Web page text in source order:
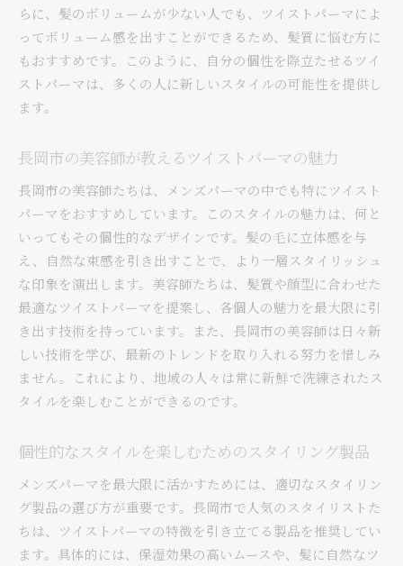
パーマスタイルが生み出す新たなコミュニケー
ション
ツイストパーマで叶える理想のメンズスタイル
長岡市でメンズパーマを楽しもう！ツイストスタイ
の秘訣
メンズパーマの歴史とその進化
長岡市で挑戦するべき新しいパーマ技術
地元でのイベントに合わせたヘアスタイル提案
ツイストパーマを活かした日常のヘアセット
サロンでの施術を楽しむための心構え
新潟県長岡市のメンズパーマトレンド！個性あふれ
るツイストスタイル
地元のメンズに人気のツイストパーマスタイル
長岡市でのパーマスタイルの新たな試み
攻略法
トレンドを取り入れたパーマスタイルの選び方
長岡市のサロンが提供する特別なパーマ体験
個性を活かしたツイストスタイルの楽しみ方
らに、髪のボリュームが少ない人でも、ツイストパーマによ
ってボリューム感を出すことができるため、髪質に悩む方に
もおすすめです。このように、自分の個性を際立たせるツイ
ストパーマは、多くの人に新しいスタイルの可能性を提供し
ます。
長岡市の美容師が教えるツイストパーマの魅力
長岡市の美容師たちは、メンズパーマの中でも特にツイスト
パーマをおすすめしています。このスタイルの魅力は、何と
いってもその個性的なデザインです。髪の毛に立体感を与
え、自然な束感を引き出すことで、より一層スタイリッシュ
な印象を演出します。美容師たちは、髪質や顔型に合わせた
最適なツイストパーマを提案し、各個人の魅力を最大限に引
き出す技術を持っています。また、長岡市の美容師は日々新
しい技術を学び、最新のトレンドを取り入れる努力を惜しみ
ません。これにより、地域の人々は常に新鮮で洗練されたス
タイルを楽しむことができるのです。
個性的なスタイルを楽しむためのスタイリング製品
メンズパーマを最大限に活かすためには、適切なスタイリン
グ製品の選び方が重要です。長岡市で人気のスタイリストた
ちは、ツイストパーマの特徴を引き立てる製品を推奨してい
ます。具体的には、保湿効果の高いムースや、髪に自然なツ